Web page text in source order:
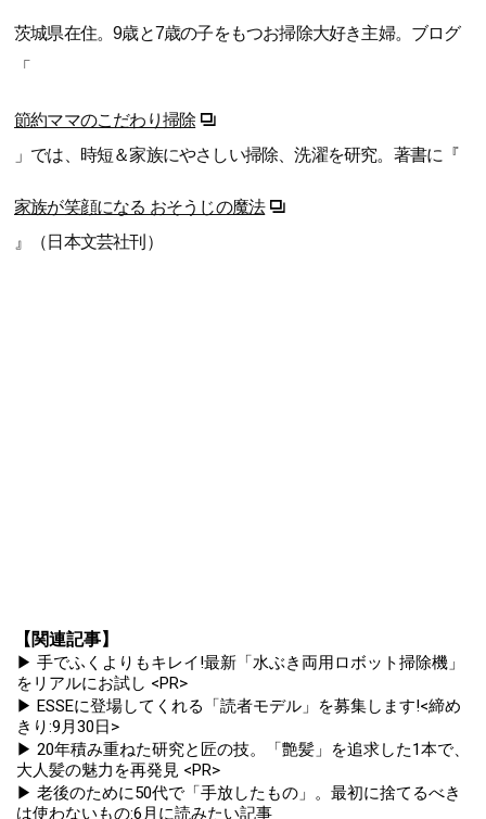
茨城県在住。9歳と7歳の子をもつお掃除大好き主婦。ブログ
「
節約ママのこだわり掃除
」では、時短＆家族にやさしい掃除、洗濯を研究。著書に『
家族が笑顔になる おそうじの魔法
』（日本文芸社刊）
【関連記事】
▶ 手でふくよりもキレイ!最新「水ぶき両用ロボット掃除機」
をリアルにお試し <PR>
▶ ESSEに登場してくれる「読者モデル」を募集します!<締め
きり:9月30日>
▶ 20年積み重ねた研究と匠の技。「艶髪」を追求した1本で、
大人髪の魅力を再発見 <PR>
▶ 老後のために50代で「手放したもの」。最初に捨てるべき
は使わないもの:6月に読みたい記事